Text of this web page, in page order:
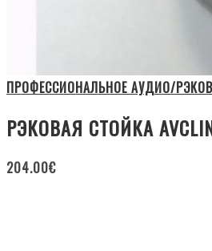
ПРОФЕССИОНАЛЬНОЕ АУДИО/
РЭКОВАЯ СТОЙКА
204.00€